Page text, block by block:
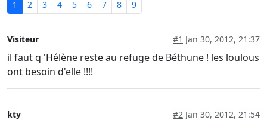
1 2 3 4 5 6 7 8 9
Visiteur #1 Jan 30, 2012, 21:37
il faut q 'Hélène reste au refuge de Béthune ! les loulous
ont besoin d'elle !!!!
kty #2 Jan 30, 2012, 21:54